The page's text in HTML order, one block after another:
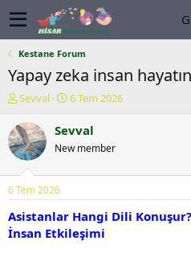
Kestane Forum
Yapay zeka insan
K
n
u
y
b
a
ş
a
Sevval
B
ş
a
ç
t
a
6 Tem 2026
Sevval
New member
6 Tem 2026
Asistanlar Hangi Dili
İnsan Etkileşimi